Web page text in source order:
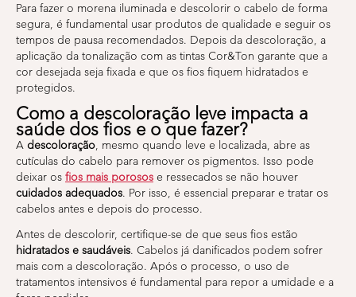
Para fazer o morena iluminada e descolorir o cabelo de forma
segura, é fundamental usar produtos de qualidade e seguir os
tempos de pausa recomendados. Depois da descoloração, a
aplicação da tonalização com as tintas Cor&Ton garante que a
cor desejada seja fixada e que os fios fiquem hidratados e
protegidos.
Como a descoloração leve impacta a
saúde dos fios e o que fazer?
A descoloração, mesmo quando leve e localizada, abre as
cutículas do cabelo para remover os pigmentos. Isso pode
deixar os fios mais porosos e ressecados se não houver
cuidados adequados. Por isso, é essencial preparar e tratar os
cabelos antes e depois do processo.
Antes de descolorir, certifique-se de que seus fios estão
hidratados e saudáveis. Cabelos já danificados podem sofrer
mais com a descoloração. Após o processo, o uso de
tratamentos intensivos é fundamental para repor a umidade e a